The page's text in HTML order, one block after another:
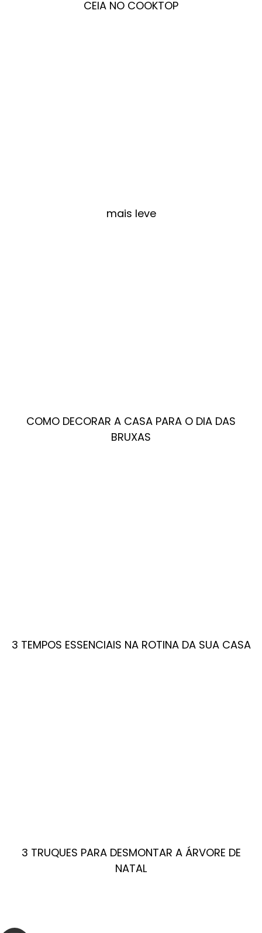
CEIA NO COOKTOP
mais leve
COMO DECORAR A CASA PARA O DIA DAS
BRUXAS
3 TEMPOS ESSENCIAIS NA ROTINA DA SUA CASA
3 TRUQUES PARA DESMONTAR A ÁRVORE DE
NATAL